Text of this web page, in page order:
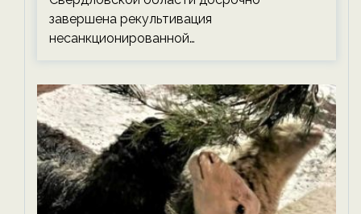
завершена рекультивация
несанкционированной…